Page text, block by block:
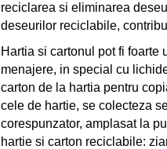
reciclarea si eliminarea
deseurilor reciclabile,
Hartia si cartonul pot fi foarte
menajere, in special cu
carton de la hartia pentru
cele de hartie, se colecteza
corespunzator, amplasat la
hartie si carton reciclabile: